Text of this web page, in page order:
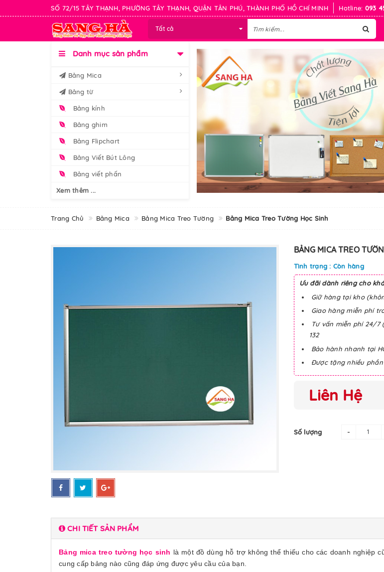
SỐ 72/15 TÂY THẠNH, PHƯỜNG TÂY THẠNH, QUẬN TÂN PHÚ, THÀNH PHỐ HỒ CHÍ MINH Hotline: 093
Tất cả
Danh mục sản phẩm
Bảng Mica
Bảng từ
Bảng kính
Bảng ghim
Bảng Flipchart
Bảng Viết Bút Lông
Bảng viết phấn
Xem thêm ...
Trang Chủ Bảng Mica Bảng Mica Treo Tường Bảng Mica Treo Tường Học Sinh
BẢNG MICA TREO
Tình trạng : Còn hàng
Ưu đãi dành riêng cho
Giữ hàng tại kho
Giao hàng miễn phí
Tư vấn miễn phí 24/7
132
Bảo hành nhanh tại
Được tặng nhiều
Liên Hệ
Số lượng -
CHI TIẾT SẢN PHẨM
Bảng mica treo tường học sinh là một đồ dùng hỗ trợ không thể thiếu cho các doanh nghiệp
cung cấp bảng nào cũng đáp ứng được yêu cầu của bạn.